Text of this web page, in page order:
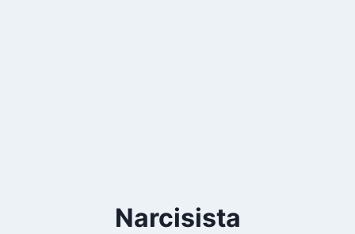
Narcisista